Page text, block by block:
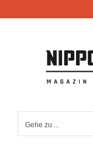
Inhalt
Gehe zu ...